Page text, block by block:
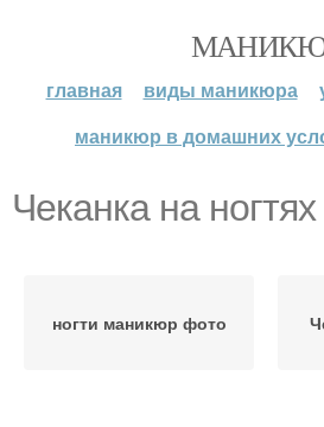
главная виды маникюра
маникюр в домашних
Чеканка на ногтях
ногти маникюр фото